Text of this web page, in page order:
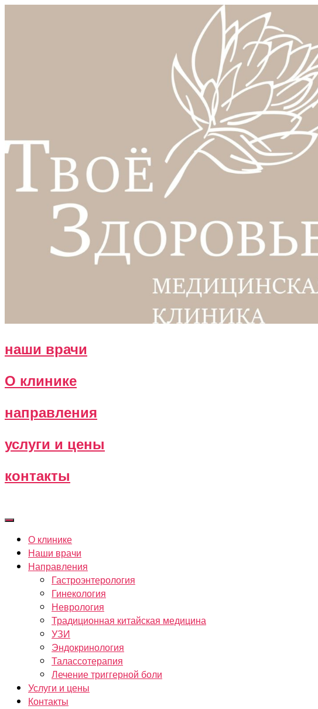
наши врачи
О клинике
направления
услуги и цены
контакты
О клинике
Наши врачи
Направления
Гастроэнтерология
Гинекология
Неврология
Традиционная китайская медицина
УЗИ
Эндокринология
Талассотерапия
Лечение триггерной боли
Услуги и цены
Контакты